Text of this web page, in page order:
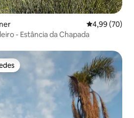
4,99 de uma
4,99 (70)
- Estância da Chapada
dos hóspedes